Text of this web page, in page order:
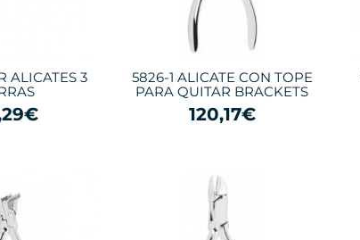
ALICATES 3
5826-1 ALICATE CON TOPE
PARA QUITAR BRACKETS
120,17€